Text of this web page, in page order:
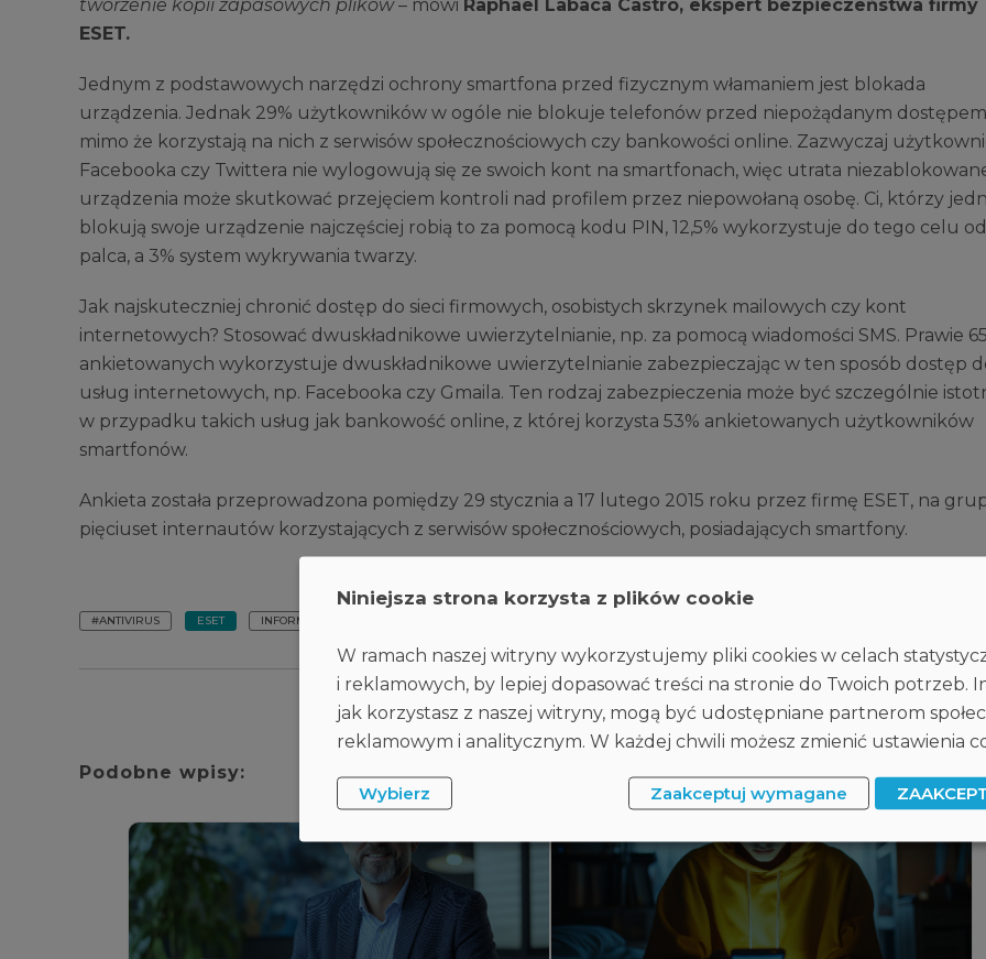
tworzenie kopii zapasowych plików– mówi Raphael Labaca Castro, ekspert bezpieczeństwa firmy
ESET.
Jednym z podstawowych narzędzi ochrony smartfona przed fizycznym włamaniem jest blokada
urządzenia. Jednak 29% użytkowników w ogóle nie blokuje telefonów przed niepożądanym
mimo że korzystają na nich z serwisów społecznościowych czy bankowości online. Zazwyczaj
Facebooka czy Twittera nie wylogowują się ze swoich kont na smartfonach, więc utrata
urządzenia może skutkować przejęciem kontroli nad profilem przez niepowołaną osobę. Ci, którzy
blokują swoje urządzenie najczęściej robią to za pomocą kodu PIN, 12,5% wykorzystuje do tego celu
palca, a 3% system wykrywania twarzy.
Jak najskuteczniej chronić dostęp do sieci firmowych, osobistych skrzynek mailowych czy kont
internetowych? Stosować dwuskładnikowe uwierzytelnianie, np. za pomocą wiadomości SMS. Prawie
ankietowanych wykorzystuje dwuskładnikowe uwierzytelnianie zabezpieczając w ten sposób dostęp
usług internetowych, np. Facebooka czy Gmaila. Ten rodzaj zabezpieczenia może być szczególnie
w przypadku takich usług jak bankowość online, z której korzysta 53% ankietowanych użytkowników
smartfonów.
Ankieta została przeprowadzona pomiędzy 29 stycznia a 17 lutego 2015 roku przez firmę ESET, na
pięciuset internautów korzystających z serwisów społecznościowych, posiadających smartfony.
#ANTIVIRUS ESET INFORMACJA
Podobne wpisy:
Niniejsza strona korzysta z plików cookie
W ramach naszej witryny wykorzystujemy pliki cookies w celach
i reklamowych, by lepiej dopasować treści na stronie do Twoich potrzeb.
jak korzystasz z naszej witryny, mogą być udostępniane partnerom
reklamowym i analitycznym. W każdej chwili możesz zmienić ustawienia
Wybierz Zaakceptuj wymagane